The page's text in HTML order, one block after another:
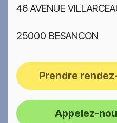
46 AVENUE
25000 BESANCON
Prendre
Appelez-